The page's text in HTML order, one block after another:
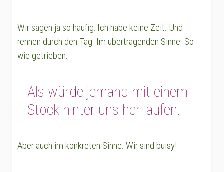
Wir sagen ja so häufig: Ich habe keine Zeit. Und
rennen durch den Tag. Im übertragenden Sinne. So
wie getrieben.
Als würde jemand mit einem
Stock hinter uns her laufen.
Aber auch im konkreten Sinne. Wir sind buisy!